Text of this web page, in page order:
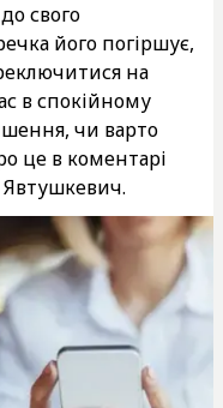
свого
його погіршує,
на
в спокійному
чи варто
це в коментарі
Явтушкевич.